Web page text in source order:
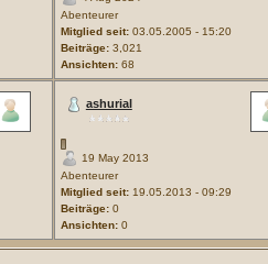
Abenteurer
Mitglied seit:03.05.2005 - 15:20
Beiträge:3,021
Ansichten:68
ashurial
19 May 2013
Abenteurer
Mitglied seit:19.05.2013 - 09:29
Beiträge:0
Ansichten:0